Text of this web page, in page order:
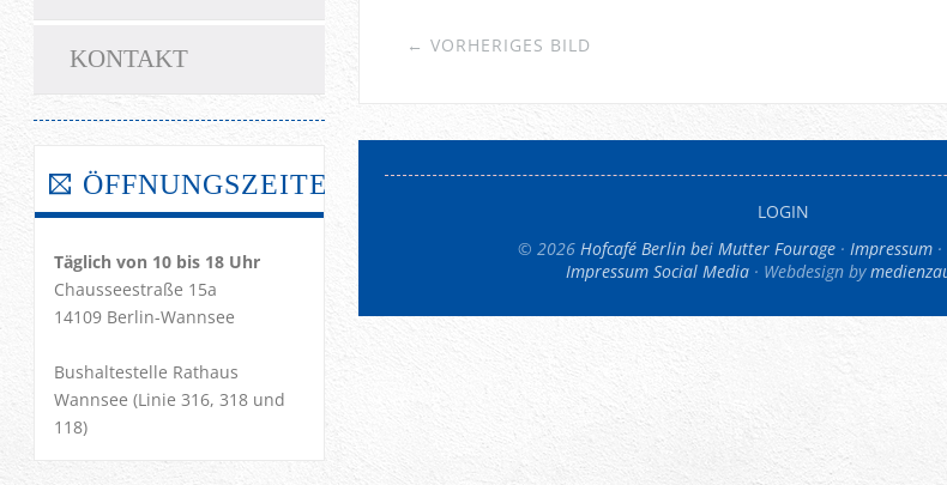
KONTAKT
ÖFFNUNGSZEITEN!
Täglich von 10 bis 18 Uhr
Chausseestraße 15a
14109 Berlin-Wannsee
Bushaltestelle Rathaus
Wannsee (Linie 316, 318 und
118)
← VORHERIGES BILD
LOGIN
© 2026Hofcafé Berlin bei Mutter Fourage Impressum
Impressum Social Media
Webdesign by